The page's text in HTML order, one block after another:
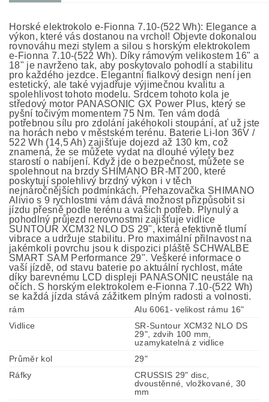
Horské elektrokolo e-Fionna 7.10-(522 Wh): Elegance a
výkon, které vás dostanou na vrchol! Objevte dokonalou
rovnováhu mezi stylem a silou s horským elektrokolem
e-Fionna 7.10-(522 Wh). Díky rámovým velikostem 16" a
18" je navrženo tak, aby poskytovalo pohodlí a stabilitu
pro každého jezdce. Elegantní fialkový design není jen
estetický, ale také vyjadřuje výjimečnou kvalitu a
spolehlivost tohoto modelu. Srdcem tohoto kola je
středový motor PANASONIC GX Power Plus, který se
pyšní točivým momentem 75 Nm. Ten vám dodá
potřebnou sílu pro zdolání jakéhokoli stoupání, ať už jste
na horách nebo v městském terénu. Baterie Li-Ion 36V /
522 Wh (14,5 Ah) zajišťuje dojezd až 130 km, což
znamená, že se můžete vydat na dlouhé výlety bez
starostí o nabíjení. Když jde o bezpečnost, můžete se
spolehnout na brzdy SHIMANO BR-MT200, které
poskytují spolehlivý brzdný výkon i v těch
nejnáročnějších podmínkách. Přehazovačka SHIMANO
Alivio s 9 rychlostmi vám dává možnost přizpůsobit si
jízdu přesně podle terénu a vašich potřeb. Plynulý a
pohodlný průjezd nerovnostmi zajišťuje vidlice
SUNTOUR XCM32 NLO DS 29", která efektivně tlumí
vibrace a udržuje stabilitu. Pro maximální přilnavost na
jakémkoli povrchu jsou k dispozici pláště SCHWALBE
SMART SAM Performance 29". Veškeré informace o
vaší jízdě, od stavu baterie po aktuální rychlost, máte
díky barevnému LCD displeji PANASONIC neustále na
očích. S horským elektrokolem e-Fionna 7.10-(522 Wh)
se každá jízda stává zážitkem plným radosti a volnosti.
rám
Alu 6061- velikost rámu 16"
Vidlice
SR-Suntour XCM32 NLO DS
29", zdvih 100 mm,
uzamykatelná z vidlice
Průměr kol
29"
Ráfky
CRUSSIS 29" disc,
dvoustěnné, vložkované, 30
mm